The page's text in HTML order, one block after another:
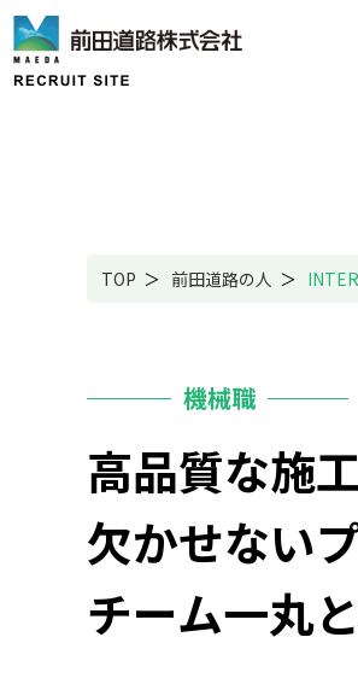
TOP ＞ 前田道路の人 ＞
高品質な施
欠かせない
チーム一丸